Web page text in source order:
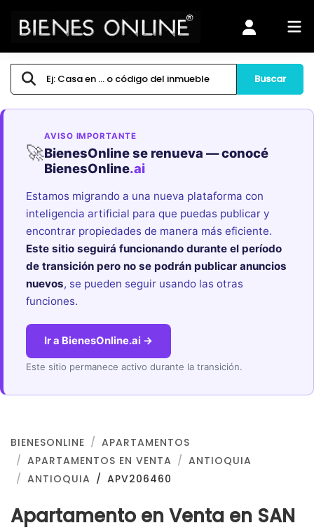
Buscar
🚀
AVISO IMPORTANTE
BienesOnline se renueva — conocé
BienesOnline.ai
Estamos migrando a una nueva plataforma con
inteligencia artificial para que puedas publicar y
encontrar propiedades de manera más eficiente.
Este sitio seguirá funcionando durante el período
de transición pero no se podrán publicar anuncios
nuevos, se pueden seguir usando las otras
funciones.
Ir a BienesOnline.ai →
Este sitio permanece activo durante la transición.
BIENESONLINE
APARTAMENTOS
APARTAMENTOS EN VENTA
ANTIOQUIA
ANTIOQUIA
APV206460
Apartamento en Venta en SAN